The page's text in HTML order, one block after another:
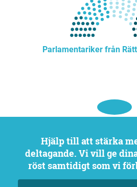
Parlamentariker från
Hjälp till att stärka medborgarnas
deltagande. Vi vill ge
röst samtidigt som vi